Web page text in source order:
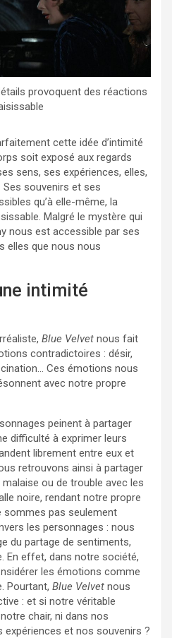
provoquent des réactions
cette idée d’intimité
soit exposé aux regards
sens, ses expériences, elles,
souvenirs et ses
qu’à elle-même, la
Malgré le mystère qui
nous est accessible par ses
elles que nous nous
intimité
Blue Velvet nous fait
contradictoires : désir,
Ces émotions nous
avec notre propre
peinent à partager
difficulté à exprimer leurs
librement entre eux et
retrouvons ainsi à partager
ou de trouble avec les
noire, rendant notre propre
sommes pas seulement
les personnages : nous
du partage de sentiments,
En effet, dans notre société,
les émotions comme
Pourtant, Blue Velvet nous
: et si notre véritable
chair, ni dans nos
expériences et nos souvenirs ?